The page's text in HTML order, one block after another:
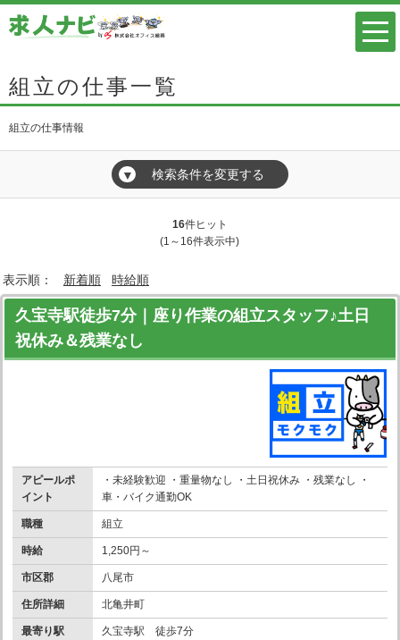
組立の仕事一覧
組立の仕事情報
▼ 検索条件を変更する
16件ヒット
(1～16件表示中)
表示順： 新着順 時給順
久宝寺駅徒歩7分｜座り作業の組立スタッフ♪土日
祝休み＆残業なし
アピールポ
イント
・未経験歓迎 ・重量物なし ・土日祝休み ・残業なし ・
車・バイク通勤OK
職種 組立
時給 1,250円～
市区郡 八尾市
住所詳細 北亀井町
最寄り駅 久宝寺駅 徒歩7分